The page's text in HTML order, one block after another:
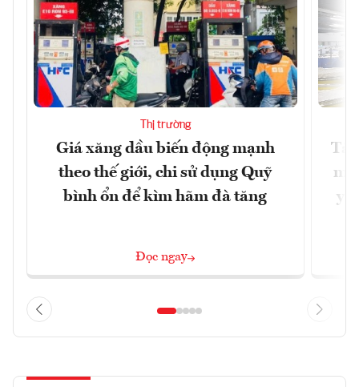
Thị trường
Giá xăng dầu biến động mạnh
theo thế giới, chi sử dụng Quỹ
bình ổn để kìm hãm đà tăng
Đọc ngay